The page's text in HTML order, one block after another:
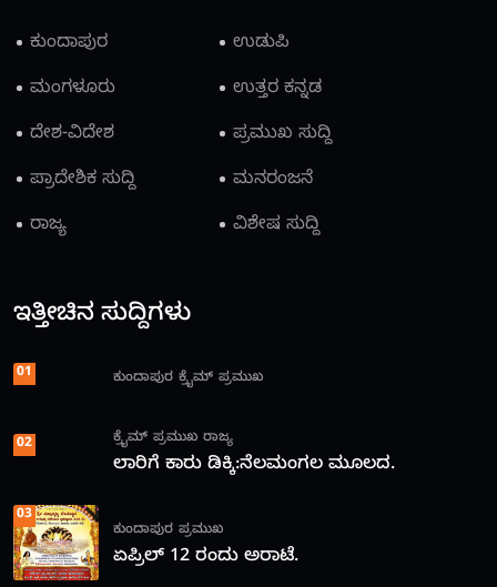
ಕುಂದಾಪುರ
ಉಡುಪಿ
ಮಂಗಳೂರು
ಉತ್ತರ ಕನ್ನಡ
ದೇಶ-ವಿದೇಶ
ಪ್ರಮುಖ ಸುದ್ದಿ
ಪ್ರಾದೇಶಿಕ ಸುದ್ದಿ
ಮನರಂಜನೆ
ರಾಜ್ಯ
ವಿಶೇಷ ಸುದ್ದಿ
ಇತ್ತೀಚಿನ ಸುದ್ದಿಗಳು
01 ಕುಂದಾಪುರ ಕ್ರೈಮ್ ಪ್ರಮುಖ
02 ಕ್ರೈಮ್ ಪ್ರಮುಖ ರಾಜ್ಯ
ಲಾರಿಗೆ ಕಾರು ಡಿಕ್ಕಿ:ನೆಲಮಂಗಲ ಮೂಲದ.
03
ಕುಂದಾಪುರ ಪ್ರಮುಖ
ಏಪ್ರಿಲ್ 12 ರಂದು ಅರಾಟೆ.